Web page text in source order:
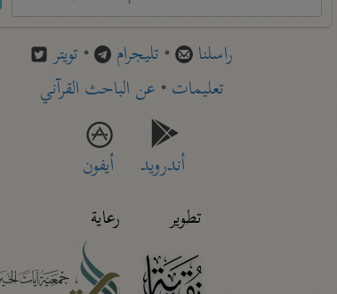
راسلنا • تليجرام • تويتر
تعليمات• عن الباحث القرآني
أندرويد
أيفون
تطوير
رعاية